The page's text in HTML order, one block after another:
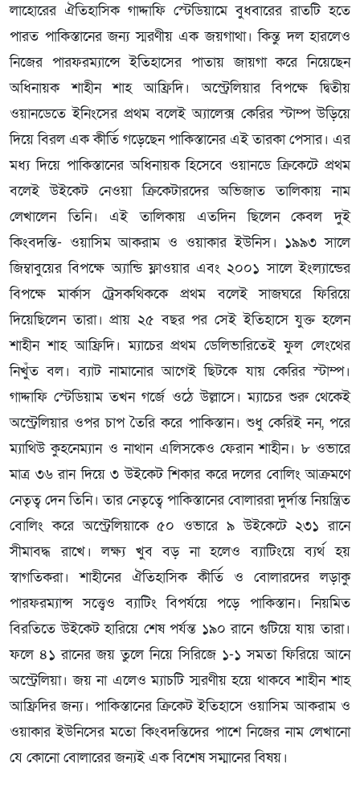
লাহোরের ঐতিহাসিক গাদ্দাফি স্টেডিয়ামে বুধবারের রাতটি হতে
পারত পাকিস্তানের জন্য স্মরণীয় এক জয়গাথা। কিন্তু দল হারলেও
নিজের পারফরম্যান্সে ইতিহাসের পাতায় জায়গা করে নিয়েছেন
অধিনায়ক শাহীন শাহ আফ্রিদি। অস্ট্রেলিয়ার বিপক্ষে দ্বিতীয়
ওয়ানডেতে ইনিংসের প্রথম বলেই অ্যালেক্স কেরির স্টাম্প উড়িয়ে
দিয়ে বিরল এক কীর্তি গড়েছেন পাকিস্তানের এই তারকা পেসার। এর
মধ্য দিয়ে পাকিস্তানের অধিনায়ক হিসেবে ওয়ানডে ক্রিকেটে প্রথম
বলেই উইকেট নেওয়া ক্রিকেটারদের অভিজাত তালিকায় নাম
লেখালেন তিনি। এই তালিকায় এতদিন ছিলেন কেবল দুই
কিংবদন্তি- ওয়াসিম আকরাম ও ওয়াকার ইউনিস। ১৯৯৩ সালে
জিম্বাবুয়ের বিপক্ষে অ্যান্ডি ফ্লাওয়ার এবং ২০০১ সালে ইংল্যান্ডের
বিপক্ষে মার্কাস ট্রেসকথিককে প্রথম বলেই সাজঘরে ফিরিয়ে
দিয়েছিলেন তারা। প্রায় ২৫ বছর পর সেই ইতিহাসে যুক্ত হলেন
শাহীন শাহ আফ্রিদি। ম্যাচের প্রথম ডেলিভারিতেই ফুল লেংথের
নিখুঁত বল। ব্যাট নামানোর আগেই ছিটকে যায় কেরির স্টাম্প।
গাদ্দাফি স্টেডিয়াম তখন গর্জে ওঠে উল্লাসে। ম্যাচের শুরু থেকেই
অস্ট্রেলিয়ার ওপর চাপ তৈরি করে পাকিস্তান। শুধু কেরিই নন, পরে
ম্যাথিউ কুহনেম্যান ও নাথান এলিসকেও ফেরান শাহীন। ৮ ওভারে
মাত্র ৩৬ রান দিয়ে ৩ উইকেট শিকার করে দলের বোলিং আক্রমণে
নেতৃত্ব দেন তিনি। তার নেতৃত্বে পাকিস্তানের বোলাররা দুর্দান্ত নিয়ন্ত্রিত
বোলিং করে অস্ট্রেলিয়াকে ৫০ ওভারে ৯ উইকেটে ২৩১ রানে
সীমাবদ্ধ রাখে। লক্ষ্য খুব বড় না হলেও ব্যাটিংয়ে ব্যর্থ হয়
স্বাগতিকরা। শাহীনের ঐতিহাসিক কীর্তি ও বোলারদের লড়াকু
পারফরম্যান্স সত্ত্বেও ব্যাটিং বিপর্যয়ে পড়ে পাকিস্তান। নিয়মিত
বিরতিতে উইকেট হারিয়ে শেষ পর্যন্ত ১৯০ রানে গুটিয়ে যায় তারা।
ফলে ৪১ রানের জয় তুলে নিয়ে সিরিজে ১-১ সমতা ফিরিয়ে আনে
অস্ট্রেলিয়া। জয় না এলেও ম্যাচটি স্মরণীয় হয়ে থাকবে শাহীন শাহ
আফ্রিদির জন্য। পাকিস্তানের ক্রিকেট ইতিহাসে ওয়াসিম আকরাম ও
ওয়াকার ইউনিসের মতো কিংবদন্তিদের পাশে নিজের নাম লেখানো
যে কোনো বোলারের জন্যই এক বিশেষ সম্মানের বিষয়।